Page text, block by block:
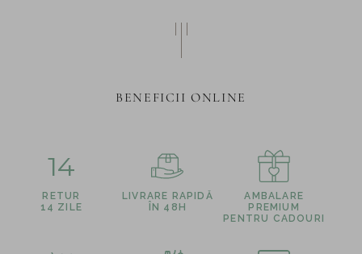
BENEFICII ONLINE
14
RETUR
14 ZILE
LIVRARE RAPIDĂ
ÎN 48H
AMBALARE
PREMIUM
PENTRU CADOURI